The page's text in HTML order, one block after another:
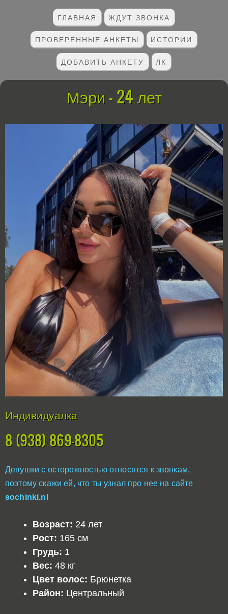
ГЛАВНАЯ ЖДУТ ЗВОНКА
ПРОВЕРЕННЫЕ АНКЕТЫ ИСТОРИИ
ДОБАВИТЬ АНКЕТУ ЛК
Мэри - 24 лет
Индивидуалка
8 (938) 869-8305
Девушки с осторожностью относятся к звонкам,
поэтому скажи ей, что ты узнал про нее на сайте
sochinki.nl
Возраст: 24 лет
Рост: 165 см
Грудь: 1
Вес: 48 кг
Цвет волос: Брюнетка
Район: Центральный